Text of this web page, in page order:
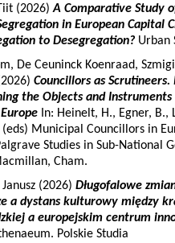
(2026)A Comparative Study
in European Capital
to Desegregation? Urban
De Ceuninck Koenraad,
Councillors as
the Objects and Instruments
In: Heinelt, H., Egner, B.,
(eds) Municipal Councillors in
Studies in Sub-National
Cham.
(2026) Długofalowe
a dystans kulturowy między
a europejskim centrum
Polskie Studia